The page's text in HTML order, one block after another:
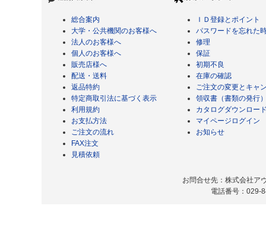
総合案内
大学・公共機関のお客様へ
法人のお客様へ
個人のお客様へ
販売店様へ
配送・送料
返品特約
特定商取引法に基づく表示
利用規約
お支払方法
ご注文の流れ
FAX注文
見積依頼
ＩＤ登録とポイント
パスワードを忘れた
修理
保証
初期不良
在庫の確認
ご注文の変更とキャ
領収書（書類の発行
カタログダウンロー
マイページログイン
お知らせ
お問合せ先：株式会社ア
電話番号：